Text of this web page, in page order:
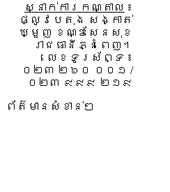
ស្នាក់ការកណ្តាល ៖
ផ្លូវបេតុង សង្កាត់
ឃ្មួញ ខណ្ឌសែនសុខ
រាជធានីភ្នំពេញ។
លេខទូរស័ព្ទ ៖
០២៣ ២៦០ ០០១ /
០២៣ ៩៩៩ ២១៩
ព័ត៌មានសំខាន់ៗ